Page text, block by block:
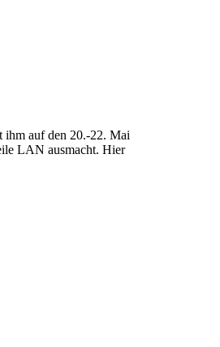
ihm auf den 20.-22. Mai
LAN ausmacht. Hier